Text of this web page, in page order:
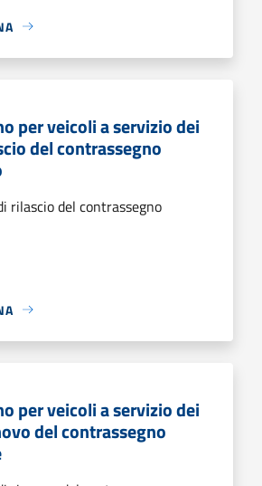
per veicoli a servizio dei
del contrassegno
rilascio del contrassegno
per veicoli a servizio dei
del contrassegno